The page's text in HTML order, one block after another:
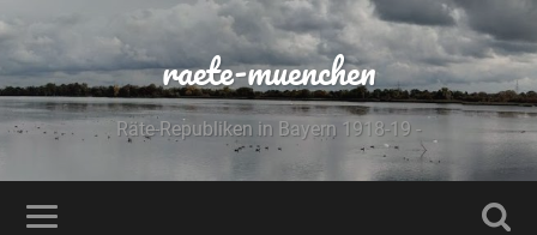
raete-muenchen
Räte-Republiken in Bayern 1918-19 -